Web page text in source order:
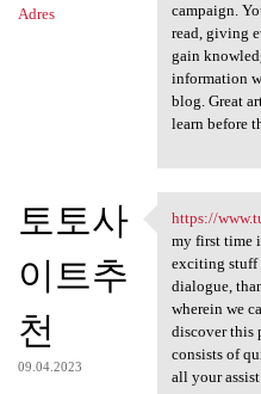
Adres
campaign.
read, giving
gain
information
blog. Great
learn before
토토사
이트추
천
09.04.2023
https://
https://
my first time
exciting stuff
dialogue,
wherein we
discover this
consists of
all your